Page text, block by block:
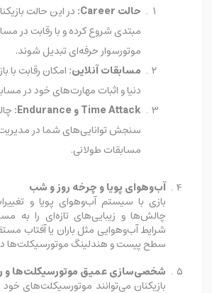
حالت Career:
در این حالت
مبتدی شروع کرده و با رقابت در
موتورسوار حرفه‌ای تبدیل شوند.
مسابقات آنلاین: امکان رقابت با
دنیا و اثبات مهارت‌های خود در
Time Attack و Endurance:
سنجش توانایی‌های شما در مدیریت
مسابقات طولانی.
آب‌وهوای پویا و چرخه روز و شب
بازی با سیستم آب‌وهوای پویا و
چالش‌ها و زیبایی‌های تازه‌ای را به
شرایط آب‌وهوایی مثل باران یا آفتاب
سطح پیست و هندلینگ موتورسیکلت‌ها
شخصی‌سازی عمیق موتورسیکلت‌ها و
بازیکنان می‌توانند موتورسیکلت‌های